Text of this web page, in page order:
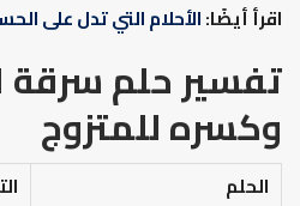
اقرأ أيضًا:الأحلام التي تدل على
تفسير حلم سرقة
وكسره للمتزوج
الحلم